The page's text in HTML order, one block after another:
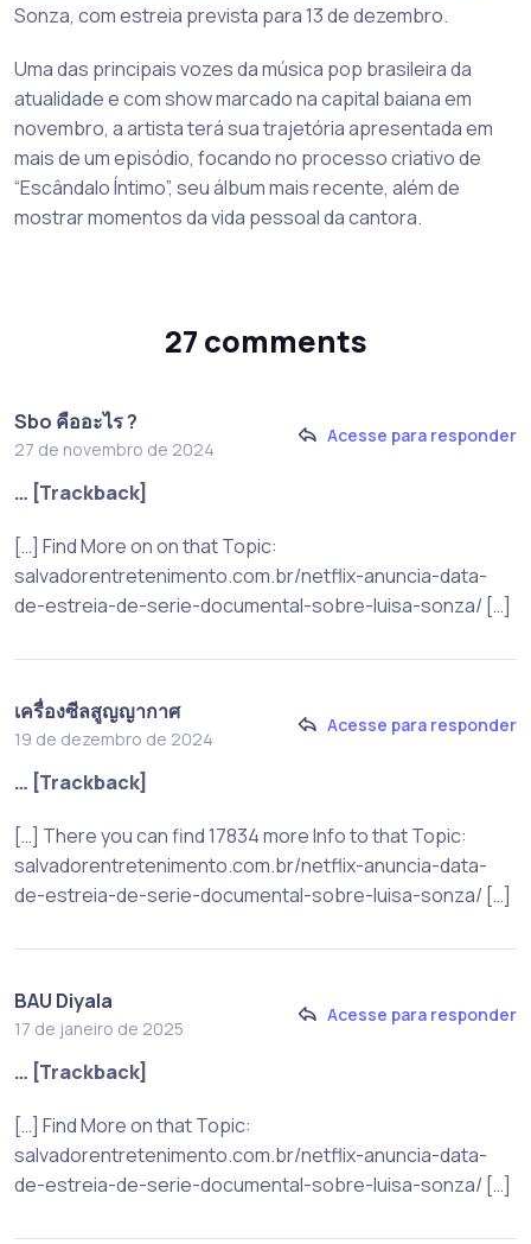
Sonza, com estreia prevista para 13 de dezembro.
Uma das principais vozes da música pop brasileira da
atualidade e com show marcado na capital baiana em
novembro, a artista terá sua trajetória apresentada em
mais de um episódio, focando no processo criativo de
“Escândalo Íntimo”, seu álbum mais recente, além de
mostrar momentos da vida pessoal da cantora.
27 comments
Sbo คืออะไร ?
27 de novembro de 2024
Acesse para responder
… [Trackback]
[…] Find More on on that Topic:
salvadorentretenimento.com.br/netflix-anuncia-data-
de-estreia-de-serie-documental-sobre-luisa-sonza/ […]
เครื่องซีลสูญญากาศ
19 de dezembro de 2024
Acesse para responder
… [Trackback]
[…] There you can find 17834 more Info to that Topic:
salvadorentretenimento.com.br/netflix-anuncia-data-
de-estreia-de-serie-documental-sobre-luisa-sonza/ […]
BAU Diyala
17 de janeiro de 2025
Acesse para responder
… [Trackback]
[…] Find More on that Topic:
salvadorentretenimento.com.br/netflix-anuncia-data-
de-estreia-de-serie-documental-sobre-luisa-sonza/ […]